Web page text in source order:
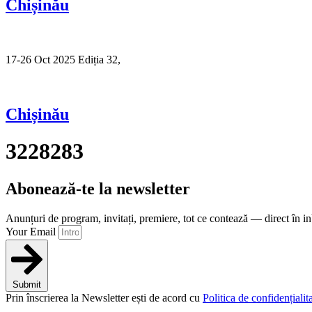
Chișinău
17-26 Oct 2025 Ediția 32,
Chișinău
3228283
Abonează-te la newsletter
Anunțuri de program, invitați, premiere, tot ce contează — direct în
Your Email
Submit
Prin înscrierea la Newsletter ești de acord cu Politica de